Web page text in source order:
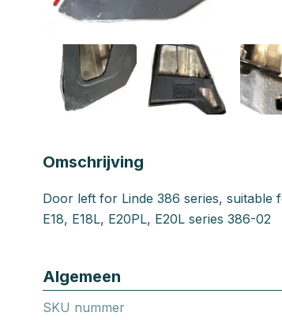
Omschrijving
Door left for Linde 386 series, suitable
E18, E18L, E20PL, E20L series 386-02
Algemeen
SKU nummer